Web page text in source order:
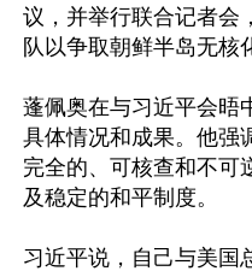
议，并举行联合记者会
队以争取朝鲜半岛无核
蓬佩奥在与习近平会晤
具体情况和成果。他强
完全的、可核查和不可
及稳定的和平制度。
习近平说，自己与美国